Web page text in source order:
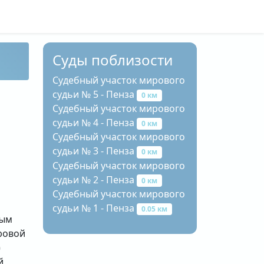
Суды поблизости
Судебный участок мирового
судьи № 5 - Пенза
0 км
Судебный участок мирового
судьи № 4 - Пенза
0 км
Судебный участок мирового
судьи № 3 - Пенза
0 км
Судебный участок мирового
судьи № 2 - Пенза
0 км
Судебный участок мирового
судьи № 1 - Пенза
0.05 км